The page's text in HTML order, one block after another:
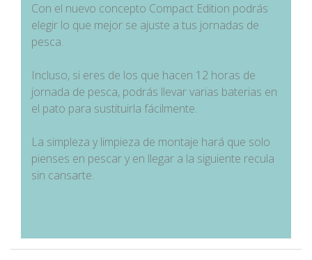
Con el nuevo concepto Compact Edition podrás
elegir lo que mejor se ajuste a tus jornadas de
pesca.
Incluso, si eres de los que hacen 12 horas de
jornada de pesca, podrás llevar varias baterias en
el pato para sustituirla fácilmente.
La simpleza y limpieza de montaje hará que solo
pienses en pescar y en llegar a la siguiente recula
sin cansarte.